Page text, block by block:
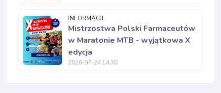
INFORMACJE
Mistrzostwa Polski Farmaceutów
w Maratonie MTB - wyjątkowa X
edycja
2026-07-24 14:30